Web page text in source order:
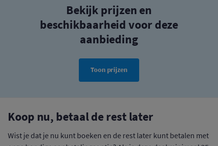
Bekijk prijzen en
beschikbaarheid voor deze
aanbieding
Toon prijzen
Koop nu, betaal de rest later
Wist je dat je nu kunt boeken en de rest later kunt betalen met